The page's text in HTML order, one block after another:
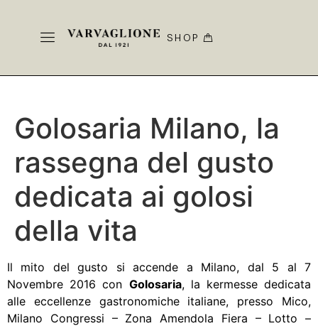
SHOP
Golosaria Milano, la
rassegna del gusto
dedicata ai golosi
della vita
Il mito del gusto si accende a Milano, dal 5 al 7
Novembre 2016 con Golosaria, la kermesse dedicata
alle eccellenze gastronomiche italiane, presso Mico,
Milano Congressi – Zona Amendola Fiera – Lotto –